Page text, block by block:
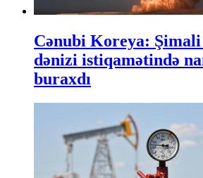
Cənubi Koreya:
dənizi istiqamətində
buraxdı